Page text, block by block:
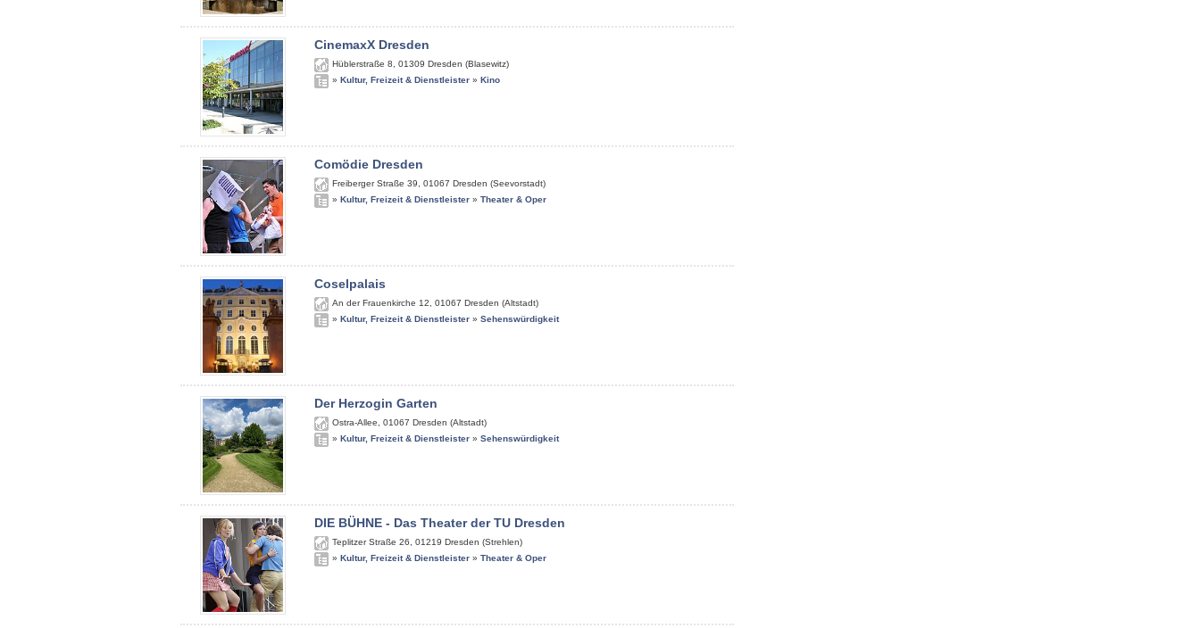
CinemaxX Dresden
Hüblerstraße 8 01309 Dresden (Blasewitz)
» Kultur, Freizeit & Dienstleister » Kino
Comödie Dresden
Freiberger Straße 39 01067 Dresden (Seevorstadt)
» Kultur, Freizeit & Dienstleister » Theater & Oper
Coselpalais
An der Frauenkirche 12 01067 Dresden (Altstadt)
» Kultur, Freizeit & Dienstleister » Sehenswürdigkeit
Der Herzogin Garten
Ostra-Allee 01067 Dresden (Altstadt)
» Kultur, Freizeit & Dienstleister » Sehenswürdigkeit
DIE BÜHNE - Das Theater der TU Dresden
Teplitzer Straße 26 01219 Dresden (Strehlen)
» Kultur, Freizeit & Dienstleister » Theater & Oper